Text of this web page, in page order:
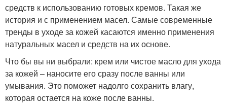
средств к использованию готовых кремов. Такая же
история и с применением масел. Самые современные
тренды в уходе за кожей касаются именно применения
натуральных масел и средств на их основе.
Что бы вы ни выбрали: крем или чистое масло для ухода
за кожей – наносите его сразу после ванны или
умывания. Это поможет надолго сохранить влагу,
которая остается на коже после ванны.